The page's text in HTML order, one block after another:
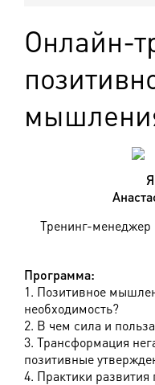
Онлайн-
Тренинг-
Программа:
1. Позитивное
необходимость?
2. В чем сила и
3. Трансформация
позитивные
4. Практики